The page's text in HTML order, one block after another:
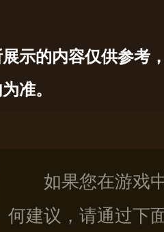
示的内容仅供参考
准。
如果您在游戏
何建议，请通过下